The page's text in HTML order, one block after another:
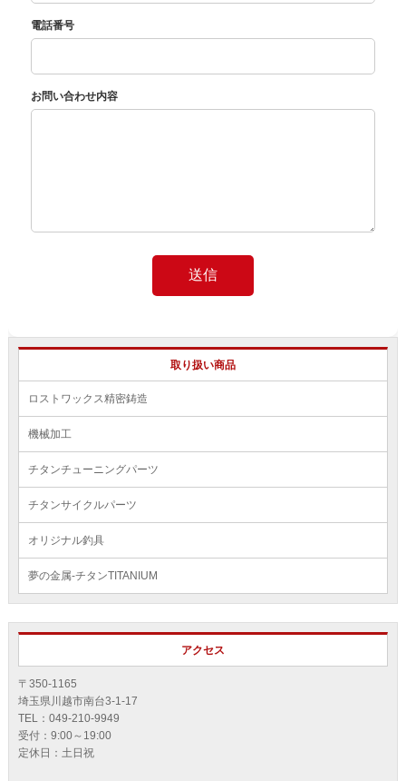
電話番号
お問い合わせ内容
送信
取り扱い商品
ロストワックス精密鋳造
機械加工
チタンチューニングパーツ
チタンサイクルパーツ
オリジナル釣具
夢の金属-チタンTITANIUM
アクセス
〒350-1165
埼⽟県川越市南台3-1-17
TEL：049-210-9949
受付：9:00～19:00
定休日：土日祝